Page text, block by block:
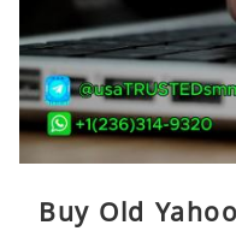
Buy Old